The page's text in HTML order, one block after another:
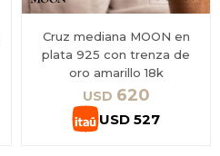
Cruz mediana MOON en
plata 925 con trenza de
oro amarillo 18k
USD 620
USD 527